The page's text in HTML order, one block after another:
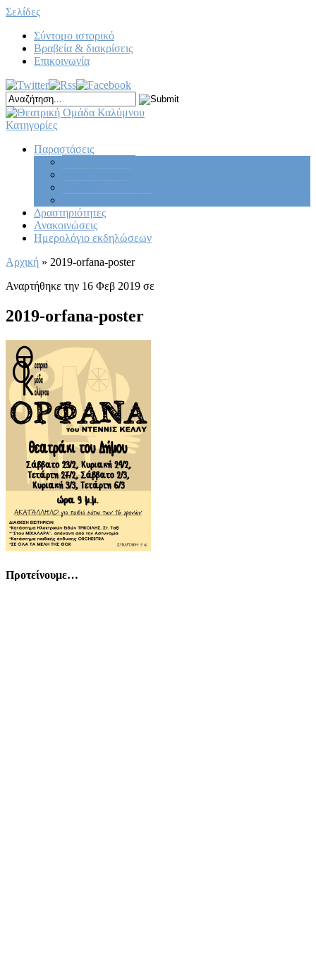
Σελίδες
Σύντομο ιστορικό
Βραβεία & διακρίσεις
Επικοινωνία
Κατηγορίες
Παραστάσεις
Δραστηριότητες
Ανακοινώσεις
Ημερολόγιο εκδηλώσεων
Αρχική » 2019-orfana-poster
Αναρτήθηκε την 16 Φεβ 2019 σε
2019-orfana-poster
Προτείνουμε…